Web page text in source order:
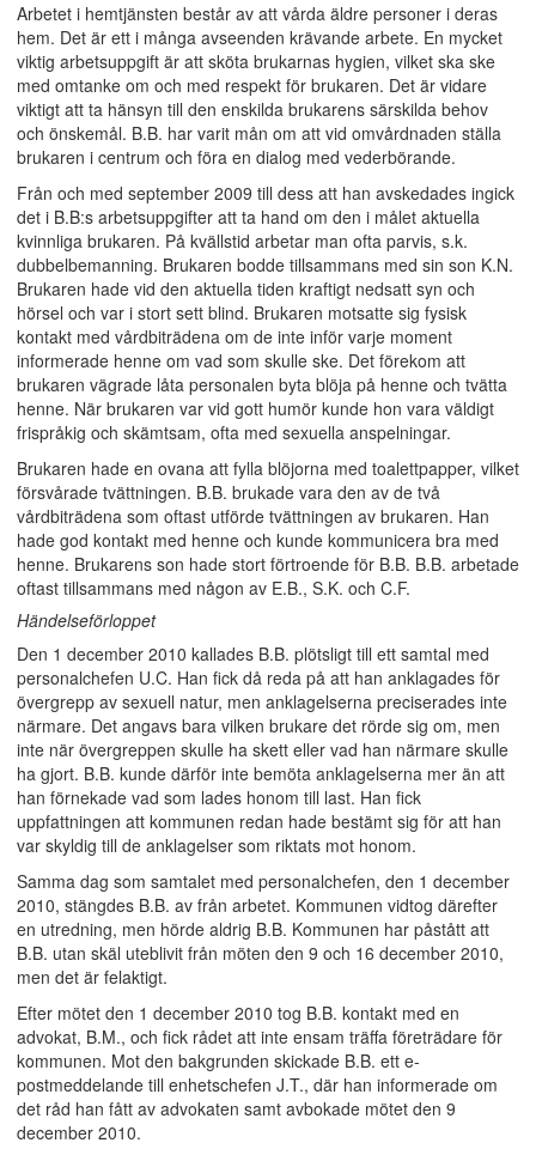
Arbetet i hemtjänsten består av att vårda äldre personer i deras
hem. Det är ett i många avseenden krävande arbete. En mycket
viktig arbetsuppgift är att sköta brukarnas hygien, vilket ska ske
med omtanke om och med respekt för brukaren. Det är vidare
viktigt att ta hänsyn till den enskilda brukarens särskilda behov
och önskemål. B.B. har varit mån om att vid omvårdnaden ställa
brukaren i centrum och föra en dialog med vederbörande.
Från och med september 2009 till dess att han avskedades ingick
det i B.B:s arbetsuppgifter att ta hand om den i målet aktuella
kvinnliga brukaren. På kvällstid arbetar man ofta parvis, s.k.
dubbelbemanning. Brukaren bodde tillsammans med sin son K.N.
Brukaren hade vid den aktuella tiden kraftigt nedsatt syn och
hörsel och var i stort sett blind. Brukaren motsatte sig fysisk
kontakt med vårdbiträdena om de inte inför varje moment
informerade henne om vad som skulle ske. Det förekom att
brukaren vägrade låta personalen byta blöja på henne och tvätta
henne. När brukaren var vid gott humör kunde hon vara väldigt
frispråkig och skämtsam, ofta med sexuella anspelningar.
Brukaren hade en ovana att fylla blöjorna med toalettpapper, vilket
försvårade tvättningen. B.B. brukade vara den av de två
vårdbiträdena som oftast utförde tvättningen av brukaren. Han
hade god kontakt med henne och kunde kommunicera bra med
henne. Brukarens son hade stort förtroende för B.B. B.B. arbetade
oftast tillsammans med någon av E.B., S.K. och C.F.
Händelseförloppet
Den 1 december 2010 kallades B.B. plötsligt till ett samtal med
personalchefen U.C. Han fick då reda på att han anklagades för
övergrepp av sexuell natur, men anklagelserna preciserades inte
närmare. Det angavs bara vilken brukare det rörde sig om, men
inte när övergreppen skulle ha skett eller vad han närmare skulle
ha gjort. B.B. kunde därför inte bemöta anklagelserna mer än att
han förnekade vad som lades honom till last. Han fick
uppfattningen att kommunen redan hade bestämt sig för att han
var skyldig till de anklagelser som riktats mot honom.
Samma dag som samtalet med personalchefen, den 1 december
2010, stängdes B.B. av från arbetet. Kommunen vidtog därefter
en utredning, men hörde aldrig B.B. Kommunen har påstått att
B.B. utan skäl uteblivit från möten den 9 och 16 december 2010,
men det är felaktigt.
Efter mötet den 1 december 2010 tog B.B. kontakt med en
advokat, B.M., och fick rådet att inte ensam träffa företrädare för
kommunen. Mot den bakgrunden skickade B.B. ett e-
postmeddelande till enhetschefen J.T., där han informerade om
det råd han fått av advokaten samt avbokade mötet den 9
december 2010.